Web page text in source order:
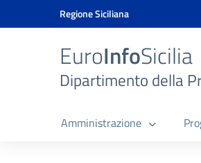
Vai ai contenuti
Vai al menu di navigazione
Vai al banner delle Cookie Policy
Regione Siciliana
EuroInfoSicilia
Dipartimento della
Amministrazione